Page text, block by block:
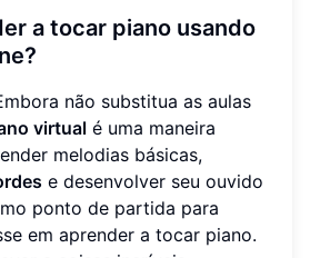
a tocar piano usando
não substitua as aulas
virtual é uma maneira
melodias básicas,
e desenvolver seu ouvido
ponto de partida para
em aprender a tocar piano.